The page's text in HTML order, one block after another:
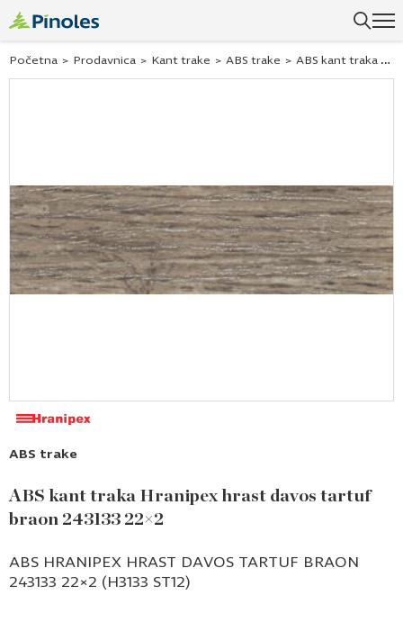
Početna > Prodavnica > Kant trake > ABS trake > ABS kant traka Hranipex hrast davos tartuf braon 243133 22×2
ABS trake
ABS kant traka Hranipex hrast davos tartuf
braon 243133 22×2
ABS HRANIPEX HRAST DAVOS TARTUF BRAON
243133 22×2 (H3133 ST12)